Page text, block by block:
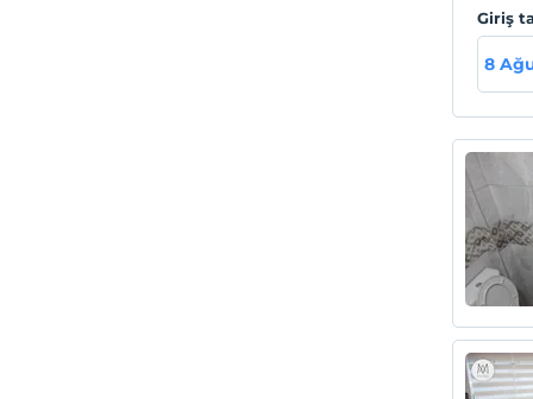
Giriş
8